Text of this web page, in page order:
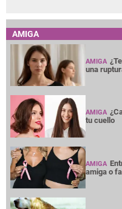
AMIGA
AMIGA
una
AMIGA
tu cuello
AMIGA
amiga o